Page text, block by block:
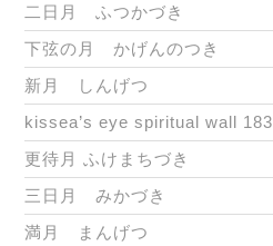
二日月 ふつかづき
下弦の月 かげんのつき
新月 しんげつ
kissea’s eye spiritual wall 183
更待月 ふけまちづき
三日月 みかづき
満月 まんげつ